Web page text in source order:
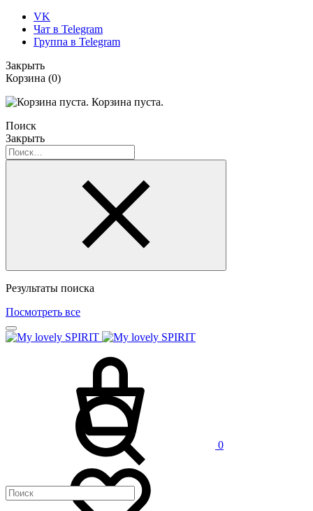
VK
Чат в Telegram
Группа в Telegram
Закрыть
Корзина (0)
Корзина пуста.
Поиск
Закрыть
Результаты поиска
Посмотреть все
0